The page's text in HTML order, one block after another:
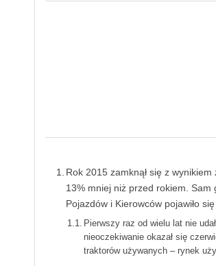
Rok 2015 zamknął się z
13% mniej niż przed rokiem. Sam
Pojazdów i Kierowców pojawiło
Pierwszy raz od wielu lat nie
nieoczekiwanie okazał się
traktorów używanych – rynek